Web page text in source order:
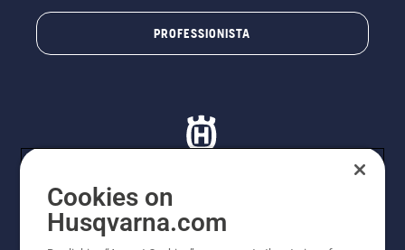
PROFESSIONISTA
© Husqvarna AB (publ). Tutti i diritti riservati. I prezzi
Cookies on
Husqvarna.com